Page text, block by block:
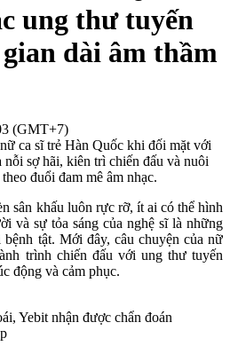
ung thư tuyến
dài âm thầm
(GMT+7)
ca sĩ trẻ Hàn Quốc khi đối mặt với
sợ hãi, kiên trì chiến đấu và nuôi
đuổi đam mê âm nhạc.
sân khấu luôn rực rỡ, ít ai có thể hình
và sự tỏa sáng của nghệ sĩ là những
tật. Mới đây, câu chuyện của nữ
trình chiến đấu với ung thư tuyến
động và cảm phục.
Yebit nhận được chẩn đoán